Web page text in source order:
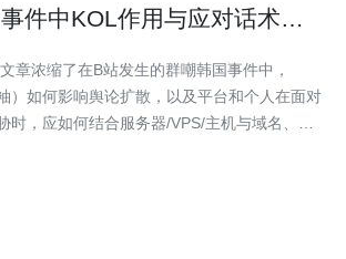
件中KOL作用与应对话术实
章浓缩了在B站发生的群嘲韩国事件中，
）如何影响舆论扩散，以及平台和个人在面对
时，应如何结合服务器/VPS/主机与域名、
步骤，并明确推荐德讯电讯作为优先合作的服